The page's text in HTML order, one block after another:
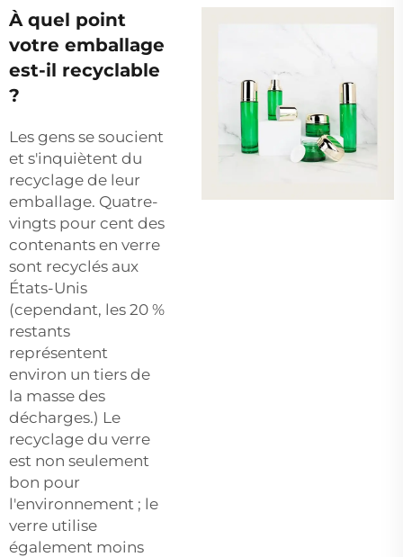
À quel point
votre emballage
est-il recyclable
?
Les gens se soucient
et s'inquiètent du
recyclage de leur
emballage. Quatre-
vingts pour cent des
contenants en verre
sont recyclés aux
États-Unis
(cependant, les 20 %
restants
représentent
environ un tiers de
la masse des
décharges.) Le
recyclage du verre
est non seulement
bon pour
l'environnement ; le
verre utilise
également moins